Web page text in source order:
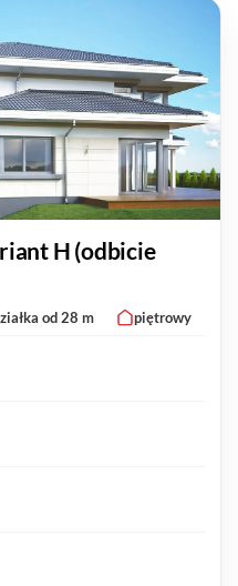
H (odbicie
od 28 m piętrowy